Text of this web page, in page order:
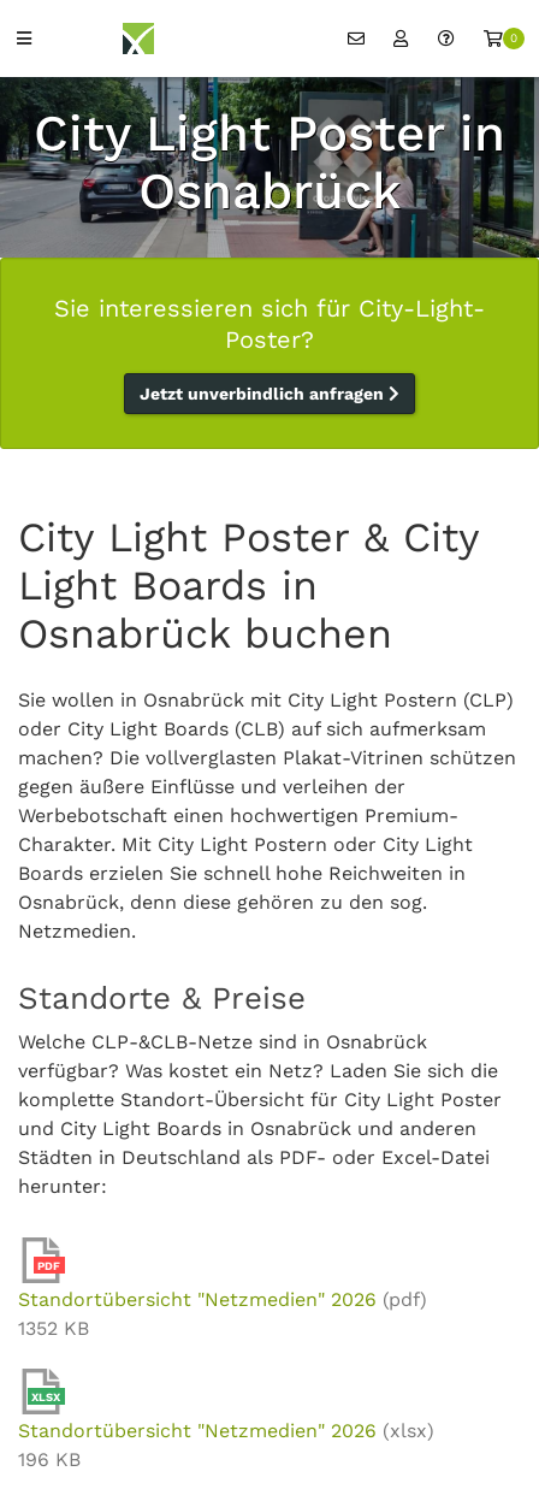
0
City Light Poster in
Osnabrück
Sie interessieren sich für City-Light-
Poster?
Jetzt unverbindlich anfragen
City Light Poster & City
Light Boards in
Osnabrück buchen
Sie wollen in Osnabrück mit City Light Postern (CLP)
oder City Light Boards (CLB) auf sich aufmerksam
machen? Die vollverglasten Plakat-Vitrinen schützen
gegen äußere Einflüsse und verleihen der
Werbebotschaft einen hochwertigen Premium-
Charakter. Mit City Light Postern oder City Light
Boards erzielen Sie schnell hohe Reichweiten in
Osnabrück, denn diese gehören zu den sog.
Netzmedien.
Standorte & Preise
Welche CLP-&CLB-Netze sind in Osnabrück
verfügbar? Was kostet ein Netz? Laden Sie sich die
komplette Standort-Übersicht für City Light Poster
und City Light Boards in Osnabrück und anderen
Städten in Deutschland als PDF- oder Excel-Datei
herunter:
PDF
Standortübersicht "Netzmedien" 2026 (pdf)
1352 KB
XLSX
Standortübersicht "Netzmedien" 2026 (xlsx)
196 KB